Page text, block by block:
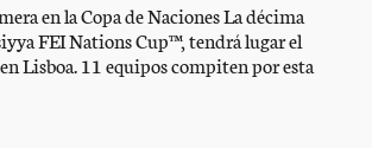
en la Copa de Naciones La décima
FEI Nations Cup™, tendrá lugar el
Lisboa. 11 equipos compiten por esta
Brasil Irlanda Italia Suiza Gran Bretaña